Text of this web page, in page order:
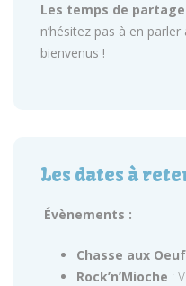
Les temps de
n’hésitez pas à en
bienvenus !
Les dates à
Évènements :
Chasse aux
Rock’n’Mioche :